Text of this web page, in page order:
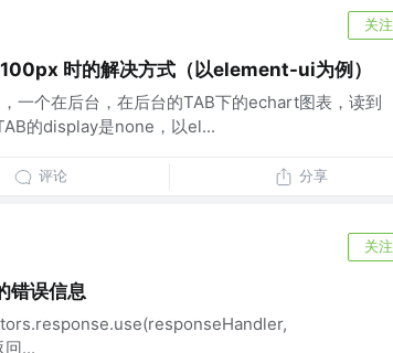
关注
时的解决方式（以element-ui为例）
一个在后台，在后台的TAB下的echart图表，读到
的display是none，以el...
评论 分享
关注
错误信息
...